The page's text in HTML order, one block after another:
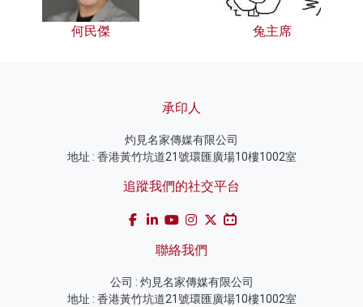
何民傑 兔主席
承印人
灼見名家傳媒有限公司
地址 : 香港黃竹坑道21號環匯廣場10樓1002室
追蹤我們的社交平台
聯絡我們
公司 : 灼見名家傳媒有限公司
地址 : 香港黃竹坑道21號環匯廣場10樓1002室